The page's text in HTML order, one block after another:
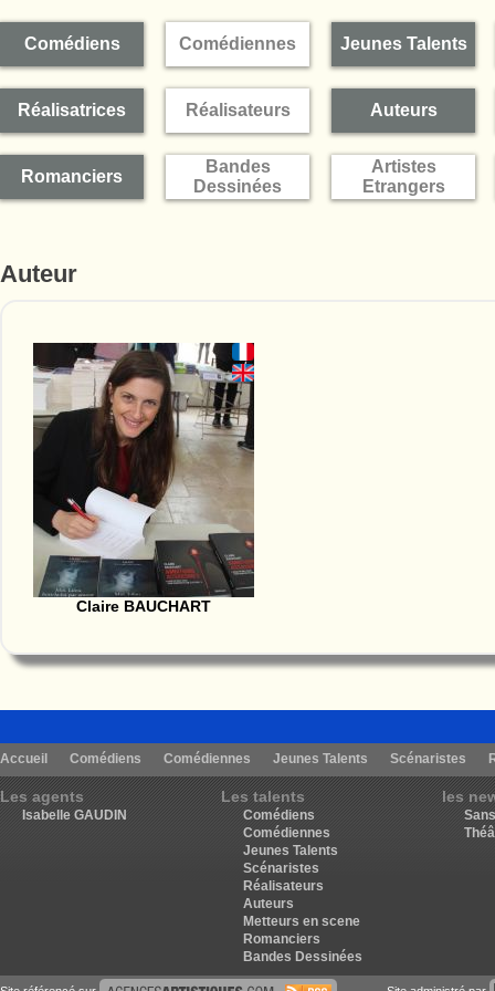
Comédiens Comédiennes Jeunes Talents
Réalisatrices Réalisateurs Auteurs
Romanciers
Bandes
Dessinées
Artistes
Etrangers
Auteur
Claire BAUCHART
Accueil Comédiens Comédiennes Jeunes Talents Scénaristes
Les agents
Isabelle GAUDIN
Les talents
Comédiens
Comédiennes
Jeunes Talents
Scénaristes
Réalisateurs
Auteurs
Metteurs en scene
Romanciers
Bandes Dessinées
les